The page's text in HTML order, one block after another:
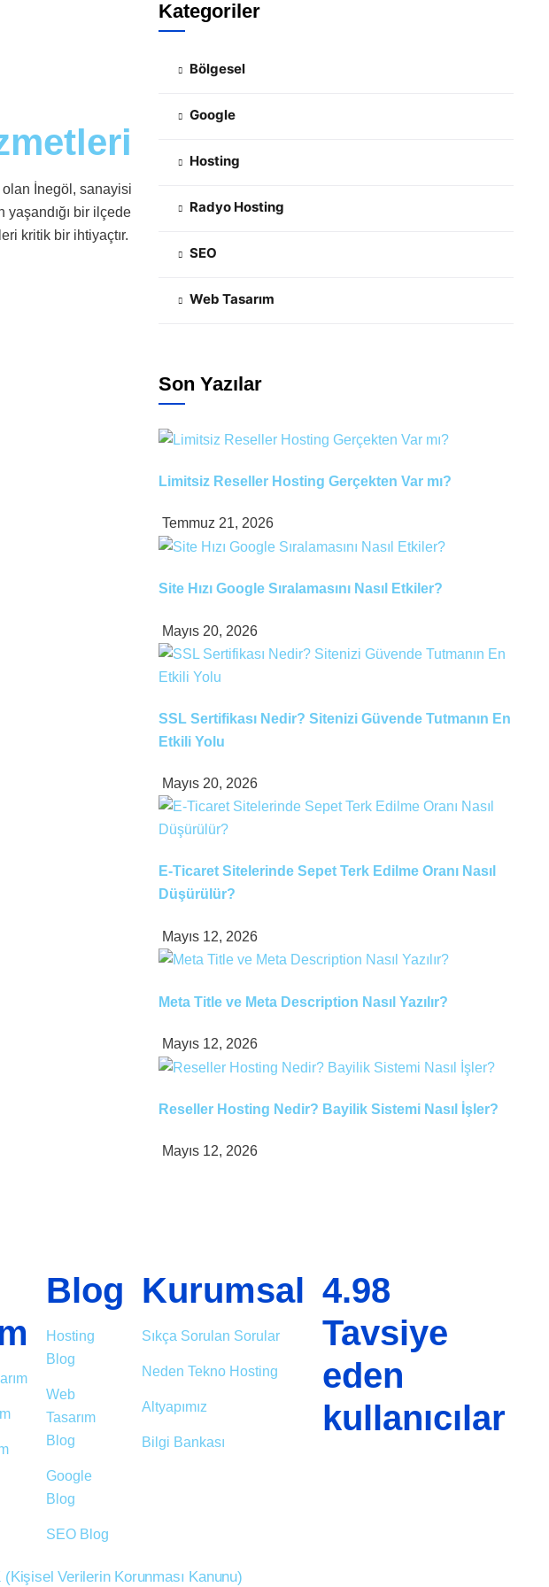
olan İnegöl, sanayisi
bir ilçede
kritik bir ihtiyaçtır.
Kategoriler
Bölgesel
Google
Hosting
Radyo Hosting
SEO
Web Tasarım
Son Yazılar
Limitsiz Reseller Hosting Gerçekten Var mı?
Temmuz 21, 2026
Site Hızı Google Sıralamasını Nasıl Etkiler?
Mayıs 20, 2026
SSL Sertifikası Nedir? Sitenizi Güvende Tutmanın En
Etkili Yolu
Mayıs 20, 2026
E-Ticaret Sitelerinde Sepet Terk Edilme Oranı Nasıl
Düşürülür?
Mayıs 12, 2026
Meta Title ve Meta Description Nasıl Yazılır?
Mayıs 12, 2026
Reseller Hosting Nedir? Bayilik Sistemi Nasıl İşler?
Mayıs 12, 2026
Blog
Hosting
Blog
Web
Tasarım
Blog
Google
Blog
SEO Blog
Kurumsal
Sıkça Sorulan Sorular
Neden Tekno Hosting
Altyapımız
Bilgi Bankası
4.98
Tavsiye
eden
kullanıcılar
(Kişisel Verilerin Korunması Kanunu)